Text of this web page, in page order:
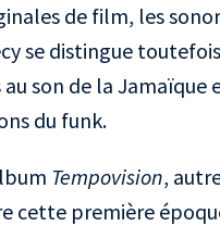
de film, les
se distingue
au son de la
du funk.
Tempovision,
cette première